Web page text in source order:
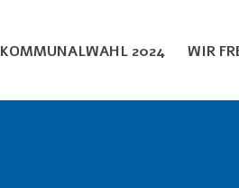
KOMMUNALWAHL 2024 WIR